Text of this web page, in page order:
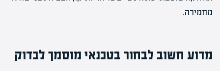
מחמירה.
מדוע חשוב לבחור בטכנאי מוסמך לבדוק